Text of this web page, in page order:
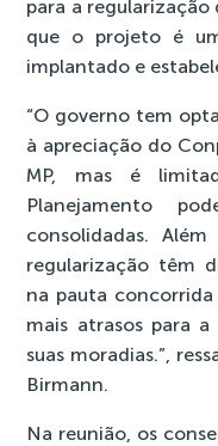
para a regularização
que o projeto é
implantado e
“O governo tem
à apreciação do
MP, mas é
Planejamento
consolidadas.
regularização têm
na pauta
mais atrasos para
suas moradias.”,
Birmann.
Na reunião, os